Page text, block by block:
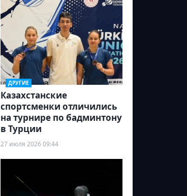
ДРУГИЕ
Казахстанские
спортсменки отличились
на турнире по бадминтону
в Турции
27 июля 2026 09:44